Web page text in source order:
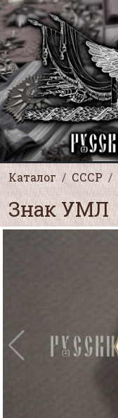
Каталог СССР
Знак УМЛ